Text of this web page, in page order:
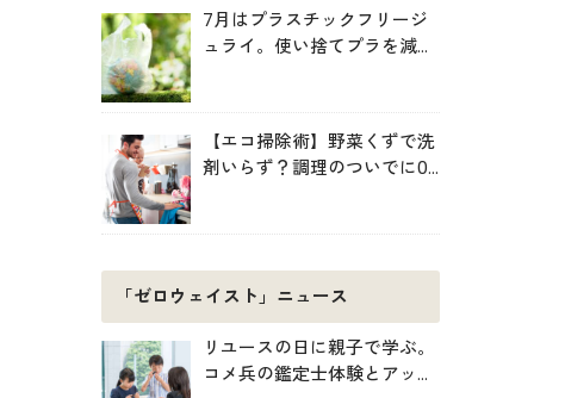
7月はプラスチックフリージ
ュライ。使い捨てプラを減ら
【エコ掃除術】野菜くずで洗
剤いらず？調理のついでに0
「ゼロウェイスト」ニュース
リユースの日に親子で学ぶ。
コメ兵の鑑定士体験とアップ